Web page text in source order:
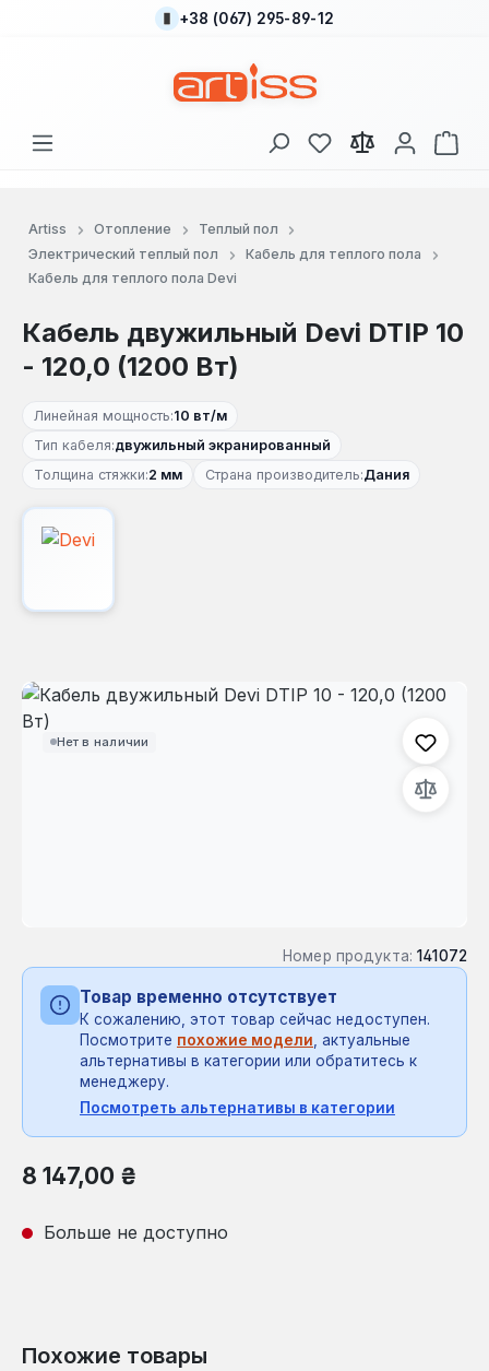
Перейти к основному содержанию
+38 (067) 295-89-12
У вас есть товары
В
Artiss Отопление
Теплый пол
Электрический теплый пол
Кабель для теплого пола
Кабель для теплого пола Devi
Кабель двужильный Devi DTIP 10
- 120,0 (1200 Вт)
Линейная мощность:10 вт/м
Тип кабеля:двужильный экранированный
Толщина стяжки:2 мм Страна производитель:Дания
Нет в наличии
Пропустить галерею изображений
Номер продукта: 141072
Товар временно отсутствует
К сожалению, этот товар сейчас недоступен.
Посмотрите похожие модели , актуальные
альтернативы в категории или обратитесь к
менеджеру.
Посмотреть альтернативы в категории
Обычная цена:
8 147,00 ₴
Больше не доступно
Похожие товары